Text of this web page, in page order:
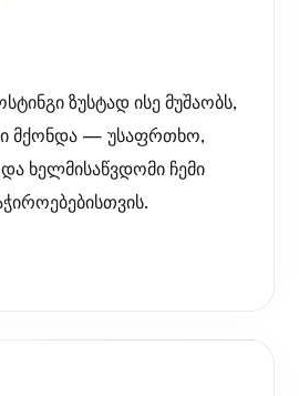
ზუსტად ისე მუშაობს,
მქონდა — უსაფრთხო,
ხელმისაწვდომი ჩემი